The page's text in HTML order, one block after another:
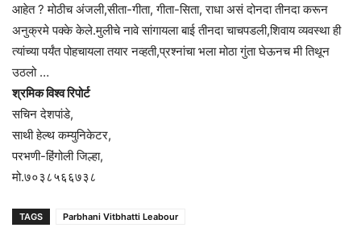
आहेत ? मोठीच अंजली,सीता-गीता, गीता-सिता, राधा असं दोनदा तीनदा करून
अनुक्रमे पक्के केले.मुलीचे नावे सांगायला बाई तीनदा चाचपडली,शिवाय व्यवस्था ही
त्यांच्या पर्यंत पोहचायला तयार नव्हती,प्रश्नांचा भला मोठा गुंता घेऊनच मी तिथून
उठलो …
श्रमिक विश्व रिपोर्ट
सचिन देशपांडे,
साथी हेल्थ कम्युनिकेटर,
परभणी-हिंगोली जिल्हा,
मो.७०३८५६६७३८
TAGS Parbhani Vitbhatti Leabour